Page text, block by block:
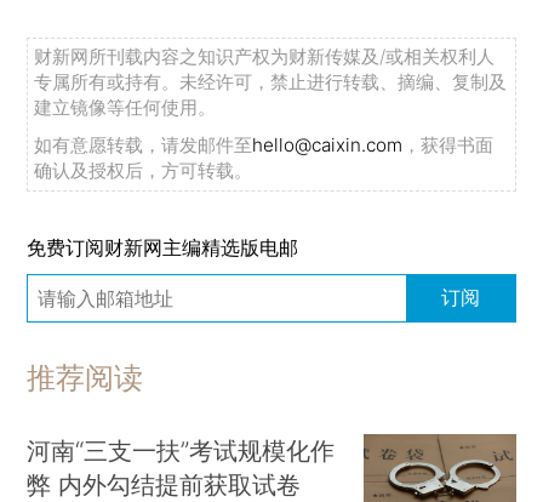
财新网所刊载内容之知识产权为财新传媒及/或相关权利人
专属所有或持有。未经许可，禁止进行转载、摘编、复制及
建立镜像等任何使用。
如有意愿转载，请发邮件至hello@caixin.com ，获得书面
确认及授权后，方可转载。
免费订阅财新网主编精选版电邮
订阅
推荐阅读
河南“三支一扶”考试规模化作
弊 内外勾结提前获取试卷